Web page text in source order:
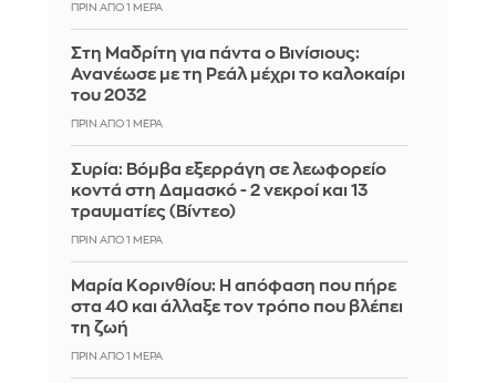
ΠΡΙΝ ΑΠΌ 1 ΜΈΡΑ
Στη Μαδρίτη για πάντα ο Βινίσιους:
Ανανέωσε με τη Ρεάλ μέχρι το καλοκαίρι
του 2032
ΠΡΙΝ ΑΠΌ 1 ΜΈΡΑ
Συρία: Βόμβα εξερράγη σε λεωφορείο
κοντά στη Δαμασκό - 2 νεκροί και 13
τραυματίες (Βίντεο)
ΠΡΙΝ ΑΠΌ 1 ΜΈΡΑ
Μαρία Κορινθίου: Η απόφαση που πήρε
στα 40 και άλλαξε τον τρόπο που βλέπει
τη ζωή
ΠΡΙΝ ΑΠΌ 1 ΜΈΡΑ